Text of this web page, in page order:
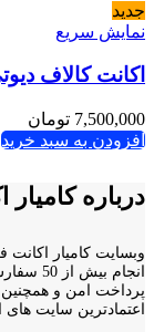
جدید
نمایش سریع
اکانت کالاف دیوتی
7,500,000 تومان
افزودن به سبد خرید
درباره کامیار
انجام
اعتمادترین سایت